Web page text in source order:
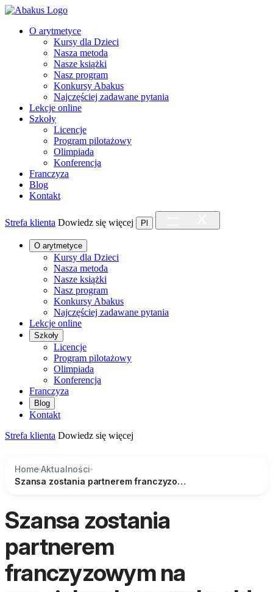
O arytmetyce
Kursy dla Dzieci
Nasza metoda
Nasze książki
Nasz program
Konkursy Abakus
Najczęściej zadawane pytania
Lekcje online
Szkoły
Licencje
Program pilotażowy
Olimpiada
Konferencja
Franczyza
Blog
Kontakt
Strefa klienta Dowiedz się więcej Pl
O arytmetyce
Kursy dla Dzieci
Nasza metoda
Nasze książki
Nasz program
Konkursy Abakus
Najczęściej zadawane pytania
Lekcje online
Szkoły
Licencje
Program pilotażowy
Olimpiada
Konferencja
Franczyza
Blog
Kontakt
Strefa klienta Dowiedz się więcej
Home Aktualności
Szansa zostania partnerem franczyzowym na specjalnych warunkach!
Szansa zostania
partnerem
franczyzowym na